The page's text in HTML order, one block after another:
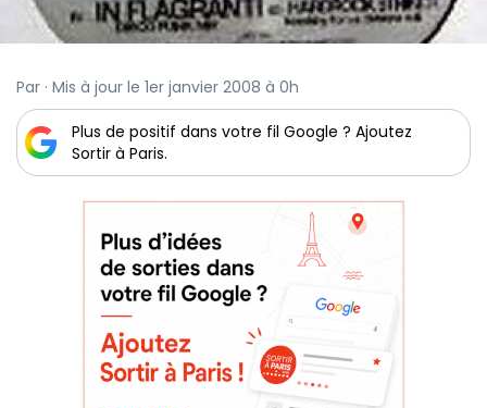
Par · Mis à jour le 1er janvier 2008 à 0h
Plus de positif dans votre fil Google ? Ajoutez
Sortir à Paris.